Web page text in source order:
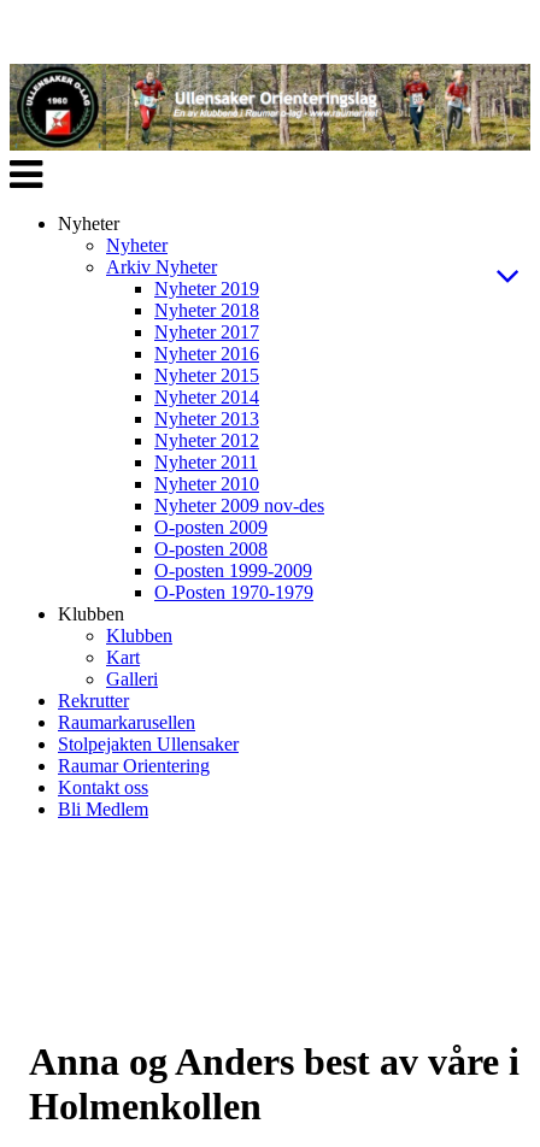
Veksle
navigasjon
Nyheter
Nyheter
Arkiv Nyheter
Nyheter 2019
Nyheter 2018
Nyheter 2017
Nyheter 2016
Nyheter 2015
Nyheter 2014
Nyheter 2013
Nyheter 2012
Nyheter 2011
Nyheter 2010
Nyheter 2009 nov-des
O-posten 2009
O-posten 2008
O-posten 1999-2009
O-Posten 1970-1979
Klubben
Klubben
Kart
Galleri
Rekrutter
Raumarkarusellen
Stolpejakten Ullensaker
Raumar Orientering
Kontakt oss
Bli Medlem
Anna og Anders best av våre i
Holmenkollen